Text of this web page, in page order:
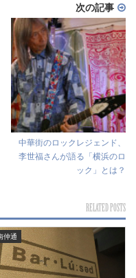
次の記事
中華街のロックレジェンド、
李世福さんが語る「横浜のロ
ック」とは？
RELATED POSTS
仲通